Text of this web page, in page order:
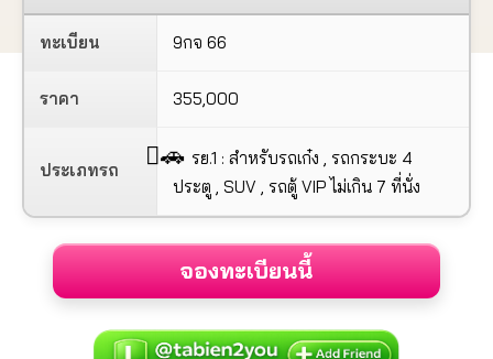
ทะเบียน 9กจ 66
ราคา 355,000
ประเภทรถ
🚗 รย.1 : สำหรับรถเก๋ง , รถกระบะ 4
ประตู , SUV , รถตู้ VIP ไม่เกิน 7 ที่นั่ง
จองทะเบียนนี้